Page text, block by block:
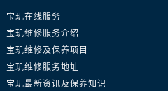
宝玑在线服务
宝玑维修服务介绍
宝玑维修及保养项目
宝玑维修服务地址
宝玑最新资讯及保养知识